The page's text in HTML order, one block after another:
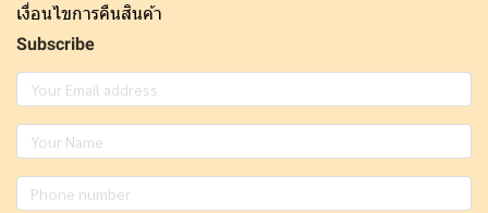
เงื่อนไขการคืนสินค้า
Subscribe